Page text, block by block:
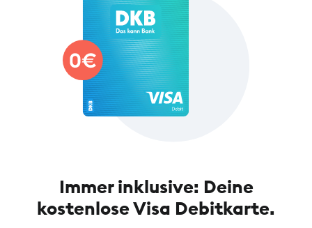
Immer inklusive: Deine
kostenlose Visa Debitkarte.